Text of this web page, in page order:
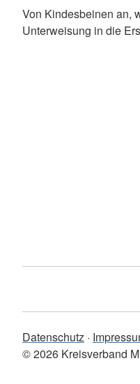
Von Kindesbeinen an,
Unterweisung in die
Datenschutz
© 2026 Kreisverband